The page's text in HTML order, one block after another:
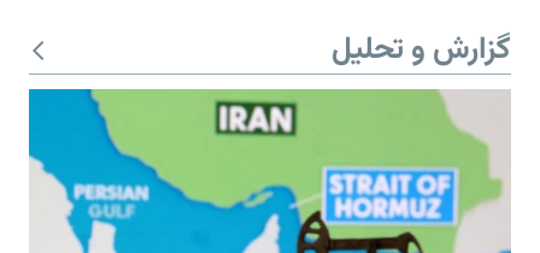
گزارش و تحلیل